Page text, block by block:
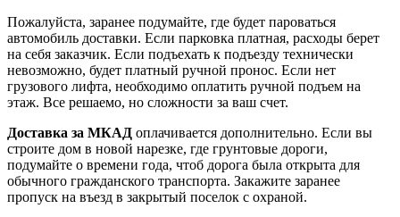
Пожалуйста, заранее подумайте, где будет пароваться
автомобиль доставки. Если парковка платная, расходы берет
на себя заказчик. Если подъехать к подъезду технически
невозможно, будет платный ручной пронос. Если нет
грузового лифта, необходимо оплатить ручной подъем на
этаж. Все решаемо, но сложности за ваш счет.
Доставка за МКАД оплачивается дополнительно. Если вы
строите дом в новой нарезке, где грунтовые дороги,
подумайте о времени года, чтоб дорога была открыта для
обычного гражданского транспорта. Закажите заранее
пропуск на въезд в закрытый поселок с охраной.